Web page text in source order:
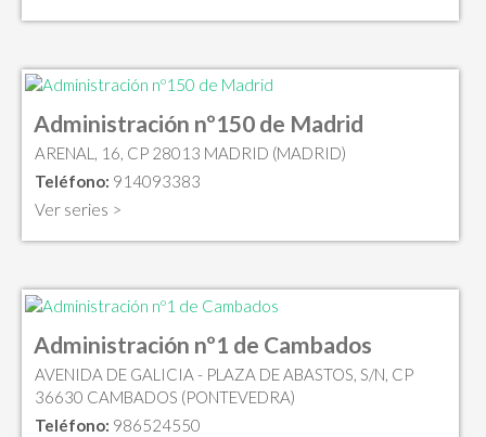
Administración nº150 de Madrid
ARENAL, 16, CP 28013 MADRID (MADRID)
Teléfono: 914093383
Ver series >
Administración nº1 de Cambados
AVENIDA DE GALICIA - PLAZA DE ABASTOS, S/N, CP
36630 CAMBADOS (PONTEVEDRA)
Teléfono: 986524550